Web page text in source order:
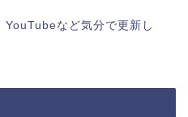
など気分で更新し